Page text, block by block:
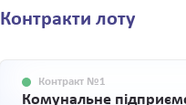
Контракти лоту
Контракт №1